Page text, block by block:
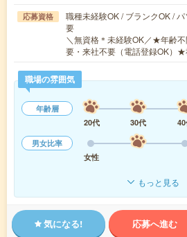
応募資格
職種未経験OK / ブランクOK /
要
＼無資格＊未経験OK／★年齢
要・来社不要（電話登録OK）
職場の雰囲気
年齢層
20代
30代
男女比率
女性
もっと見る
気になる! 応募へ進む